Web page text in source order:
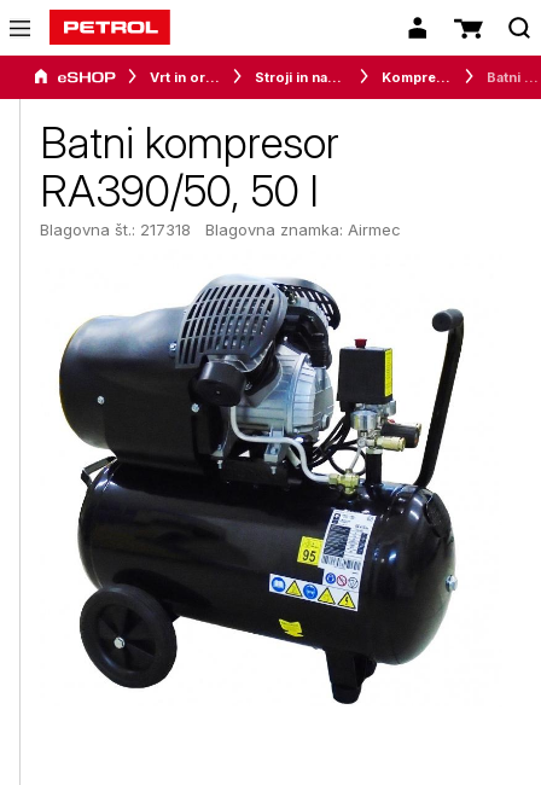
Vrt in orodje Stroji in naprave Kompresorji
Batni kompresor
RA390/50, 50 l
Blagovna št.: 217318 Blagovna znamka: Airmec